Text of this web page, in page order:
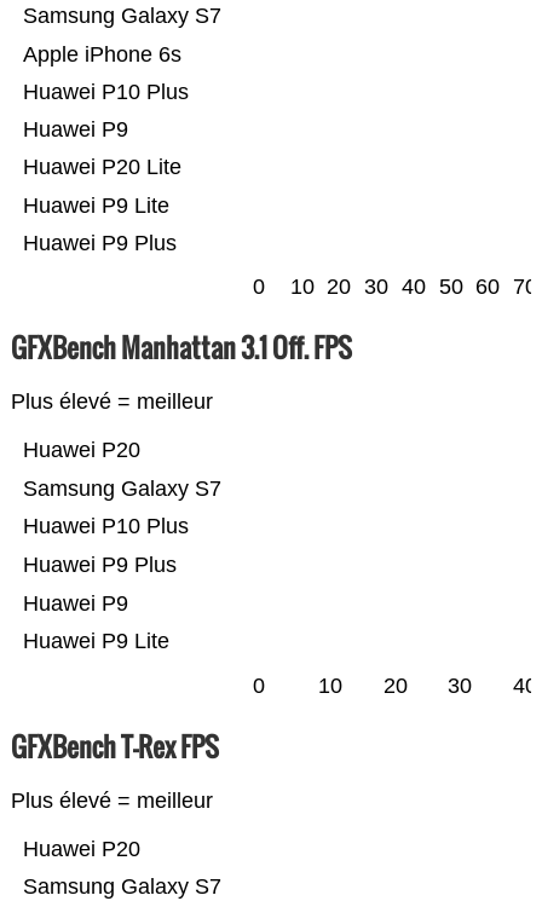
Huawei P9 Plus
Huawei P9 Lite
Huawei P20 Lite
Huawei P9
Huawei P10 Plus
Apple iPhone 6s
Samsung Galaxy S7
0 10 20 30 40 50 60 70
GFXBench Manhattan 3.1 Off. FPS
Plus élevé = meilleur
Huawei P9 Lite
Huawei P9
Huawei P9 Plus
Huawei P10 Plus
Samsung Galaxy S7
Huawei P20
0 10 20 30 40
GFXBench T-Rex FPS
Plus élevé = meilleur
Samsung Galaxy S7
Huawei P20